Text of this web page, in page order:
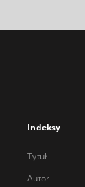
Indeksy
Tytuł
Autor